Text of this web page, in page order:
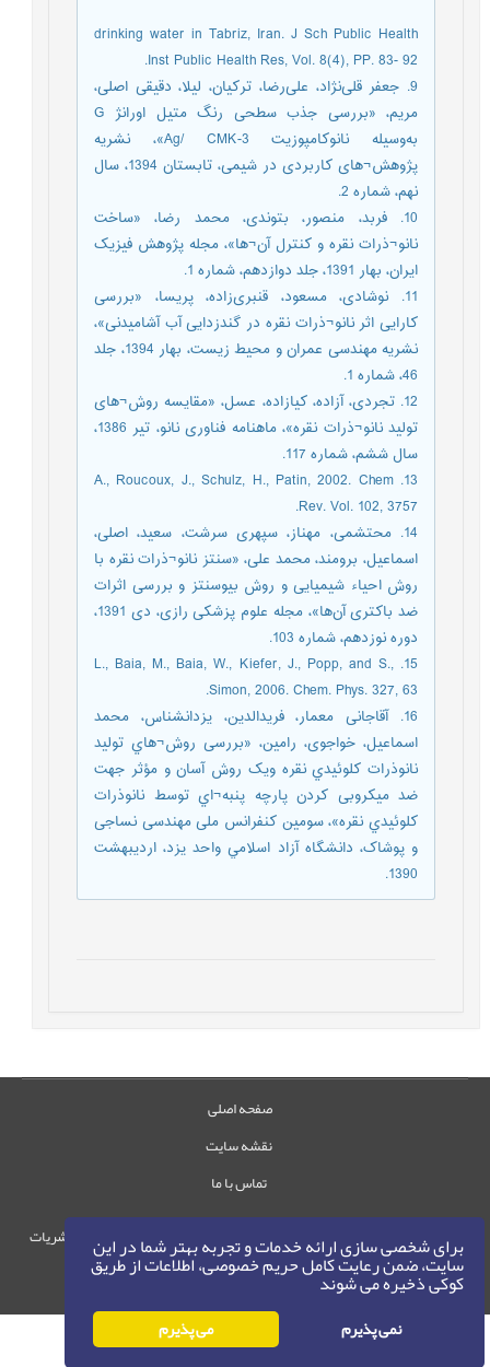
برای شخصی سازی ارائه خدمات و تجربه بهتر شما در این
سایت، ضمن رعایت کامل حریم خصوصی، اطلاعات از طریق
کوکی ذخیره می شوند
نمی پذیرم می پذیرم
drinking water in Tabriz, Iran. J Sch Public Health
Inst Public Health Res, Vol. 8(4), PP. 83- 92.
9. جعفر قلی‌نژاد، علی‌رضا، ترکیان، لیلا، دقیقی اصلی،
مریم، «بررسی جذب سطحی رنگ متیل اورانژ G
به‌وسیله نانو‌کامپوزیت Ag/ CMK-3»، نشریه
پژوهش¬های کاربردی در شیمی، تابستان 1394، سال
نهم، شماره 2.
10. فربد، منصور، بتوندی، محمد رضا، «ساخت
نانو¬ذرات نقره و کنترل آن¬ها»، مجله پژوهش فیزیک
ایران، بهار 1391، جلد دوازدهم، شماره 1.
11. نوشادی، مسعود، قنبری‌زاده، پریسا، «بررسی
کارایی اثر نانو¬ذرات نقره در گندزدایی آب آشامیدنی»،
نشریه مهندسی عمران و محیط زیست، بهار 1394، جلد
46، شماره 1.
12. تجردی، آزاده، کیازاده، عسل، «مقایسه روش¬های
تولید نانو¬ذرات نقره»، ماهنامه فناوری نانو، تیر 1386،
سال ششم، شماره 117.
13. A., Roucoux, J., Schulz, H., Patin, 2002. Chem
Rev. Vol. 102, 3757.
14. محتشمی، مهناز، سپهری سرشت، سعید، اصلی،
اسماعیل، برومند، محمد علی، «سنتز نانو¬ذرات نقره با
روش احیاء شیمیایی و روش بیوسنتز و بررسی اثرات
ضد باکتری آن‌ها»، مجله علوم پزشکی رازی، دی 1391،
دوره نوزدهم، شماره 103.
15. L., Baia, M., Baia, W., Kiefer, J., Popp, and S.,
Simon, 2006. Chem. Phys. 327, 63.
16. آقاجانی معمار، فریدالدین، یزدانشناس، محمد
اسماعیل، خواجوی، رامین، «بررسی روش¬هاي تولید
نانوذرات کلوئیدي نقره ویک روش آسان و مؤثر جهت
ضد میکروبی کردن پارچه پنبه¬اي توسط نانوذرات
کلوئیدي نقره»، سومین کنفرانس ملی مهندسی نساجی
و پوشاک، دانشگاه آزاد اسلامي واحد يزد، اردیبهشت
1390.
صفحه اصلی
نقشه سایت
تماس با ما
حقوق این وب‌سایت متعلق به سامانه مدیریت نشریات
رایمگ است.